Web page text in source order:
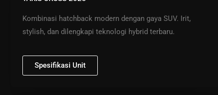
Kombinasi hatchback modern dengan gaya SUV. Irit,
stylish, dan dilengkapi teknologi hybrid terbaru.
Spesifikasi Unit